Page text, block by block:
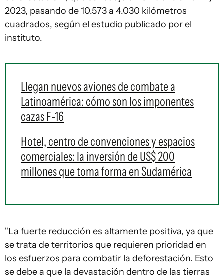
2023, pasando de 10.573 a 4.030 kilómetros
cuadrados, según el estudio publicado por el
instituto.
Llegan nuevos aviones de combate a
Latinoamérica: cómo son los imponentes
cazas F-16
Hotel, centro de convenciones y espacios
comerciales: la inversión de US$ 200
millones que toma forma en Sudamérica
"La fuerte reducción es altamente positiva, ya que
se trata de territorios que requieren prioridad en
los esfuerzos para combatir la deforestación. Esto
se debe a que la devastación dentro de las tierras